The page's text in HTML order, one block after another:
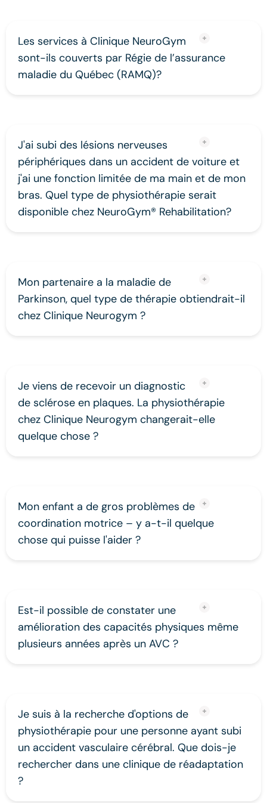
Les services à Clinique NeuroGym
sont-ils couverts par Régie de l’assurance
maladie du Québec (RAMQ)?
J'ai subi des lésions nerveuses
périphériques dans un accident de voiture et
j'ai une fonction limitée de ma main et de mon
bras. Quel type de physiothérapie serait
disponible chez NeuroGym® Rehabilitation?
Mon partenaire a la maladie de
Parkinson, quel type de thérapie obtiendrait-il
chez Clinique Neurogym ?
Je viens de recevoir un diagnostic
de sclérose en plaques. La physiothérapie
chez Clinique Neurogym changerait-elle
quelque chose ?
Mon enfant a de gros problèmes de
coordination motrice – y a-t-il quelque
chose qui puisse l'aider ?
Est-il possible de constater une
amélioration des capacités physiques même
plusieurs années après un AVC ?
Je suis à la recherche d'options de
physiothérapie pour une personne ayant subi
un accident vasculaire cérébral. Que dois-je
rechercher dans une clinique de réadaptation
?